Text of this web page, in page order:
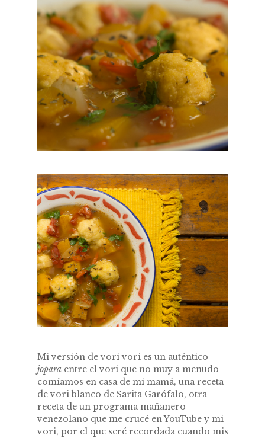
Mi versión de vori vori es un auténtico
jopara entre el vori que no muy a menudo
comíamos en casa de mi mamá, una receta
de vori blanco de Sarita Garófalo, otra
receta de un programa mañanero
venezolano que me crucé en YouTube y mi
vori, por el que seré recordada cuando mis